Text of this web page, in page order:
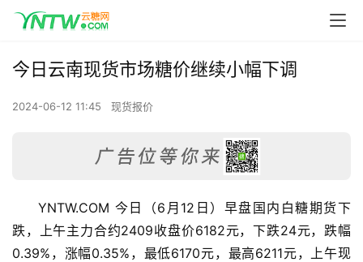
今日云南现货市场糖价继续小幅下调
2024-06-12 11:45 现货报价
YNTW.COM 今日（6月12日）早盘国内白糖期货下
跌，上午主力合约2409收盘价6182元，下跌24元，跌幅
0.39%，涨幅0.35%，最低6170元，最高6211元，上午现